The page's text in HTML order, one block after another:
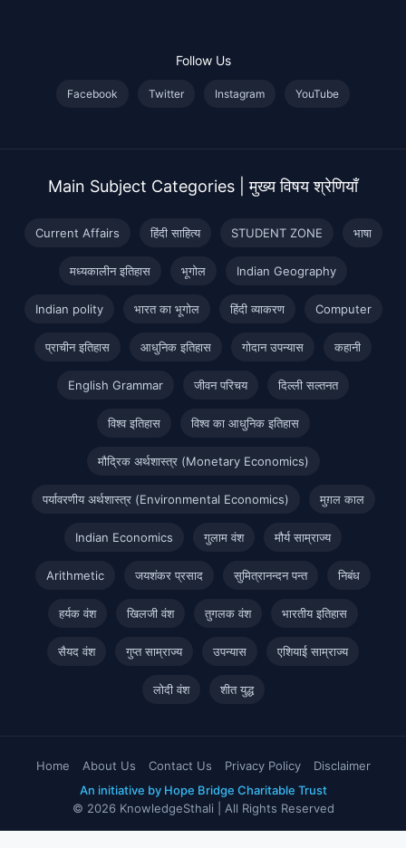
Follow Us
Facebook Twitter Instagram YouTube
Main Subject Categories | मुख्य विषय श्रेणियाँ
Current Affairs हिंदी साहित्य STUDENT ZONE भाषा
मध्यकालीन इतिहास भूगोल Indian Geography
Indian polity भारत का भूगोल हिंदी व्याकरण Computer
प्राचीन इतिहास आधुनिक इतिहास गोदान उपन्यास कहानी
English Grammar जीवन परिचय दिल्ली सल्तनत
विश्व इतिहास विश्व का आधुनिक इतिहास
मौद्रिक अर्थशास्त्र (Monetary Economics)
पर्यावरणीय अर्थशास्त्र (Environmental Economics) मुग़ल काल
Indian Economics गुलाम वंश मौर्य साम्राज्य
Arithmetic जयशंकर प्रसाद सुमित्रानन्दन पन्त निबंध
हर्यक वंश खिलजी वंश तुगलक वंश भारतीय इतिहास
सैयद वंश गुप्त साम्राज्य उपन्यास एशियाई साम्राज्य
लोदी वंश शीत युद्ध
Home About Us Contact Us Privacy Policy
Disclaimer
An initiative by Hope Bridge Charitable Trust
© 2026 KnowledgeSthali | All Rights Reserved